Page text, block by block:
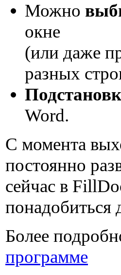
Можно
окне
(или даже
разных
Word.
С момента
постоянно
сейчас в
понадобиться
Более
программе